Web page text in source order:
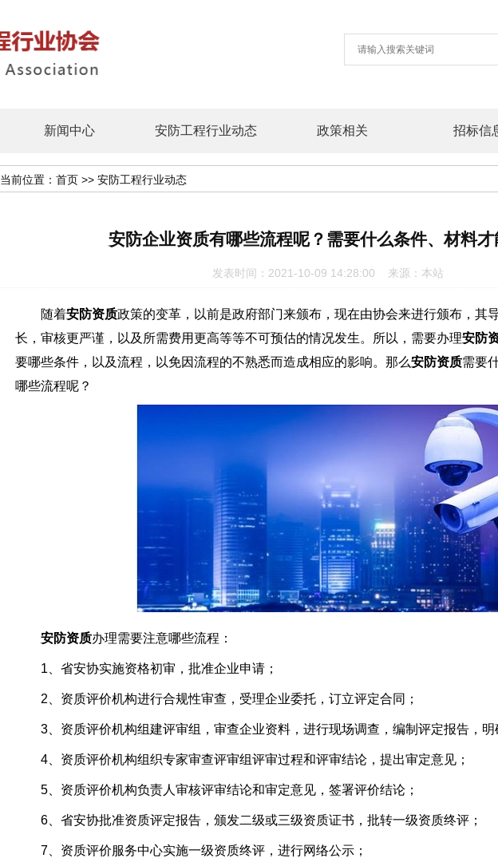
新闻中心 安防工程行业动态 政策相关 招标信
当前位置： 首页 >> 安防工程行业动态
安防企业资质有哪些流程呢？需要什么条件、材料才
发表时间：2021-10-09 14:28:00 来源：本站
随着安防资质政策的变革，以前是政府部门来颁布，现在由协会来进行颁布，其
长，审核更严谨，以及所需费用更高等等不可预估的情况发生。所以，需要办理安防
要哪些条件，以及流程，以免因流程的不熟悉而造成相应的影响。那么安防资质需要
哪些流程呢？
安防资质办理需要注意哪些流程：
1、省安协实施资格初审，批准企业申请；
2、资质评价机构进行合规性审查，受理企业委托，订立评定合同；
3、资质评价机构组建评审组，审查企业资料，进行现场调查，编制评定报告，明
4、资质评价机构组织专家审查评审组评审过程和评审结论，提出审定意见；
5、资质评价机构负责人审核评审结论和审定意见，签署评价结论；
6、省安协批准资质评定报告，颁发二级或三级资质证书，批转一级资质终评；
7、资质评价服务中心实施一级资质终评，进行网络公示；